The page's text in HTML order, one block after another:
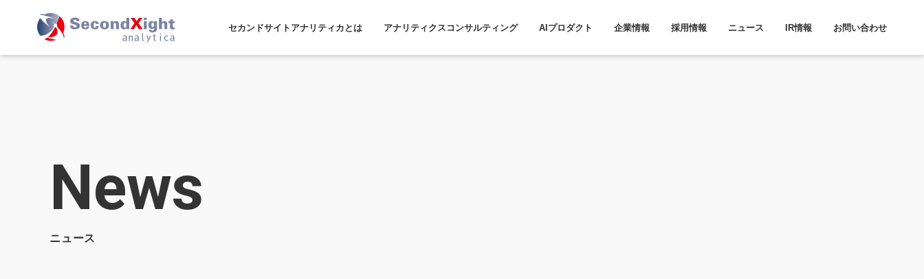
セカンドサイトアナリティカとは アナリティクスコンサルティング AIプロダクト 企業情報 採用情報 ニュース IR情報 お問い合わせ
News
ニュース